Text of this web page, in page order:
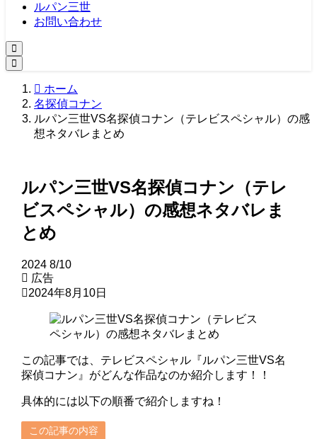
ルパン三世
お問い合わせ
ホーム
名探偵コナン
ルパン三世VS名探偵コナン（テレビスペシャル）の感
想ネタバレまとめ
ルパン三世VS名探偵コナン（テレ
ビスペシャル）の感想ネタバレま
とめ
2024 8/10
広告
2024年8月10日
この記事では、テレビスペシャル『ルパン三世VS名
探偵コナン』がどんな作品なのか紹介します！！
具体的には以下の順番で紹介しますね！
この記事の内容